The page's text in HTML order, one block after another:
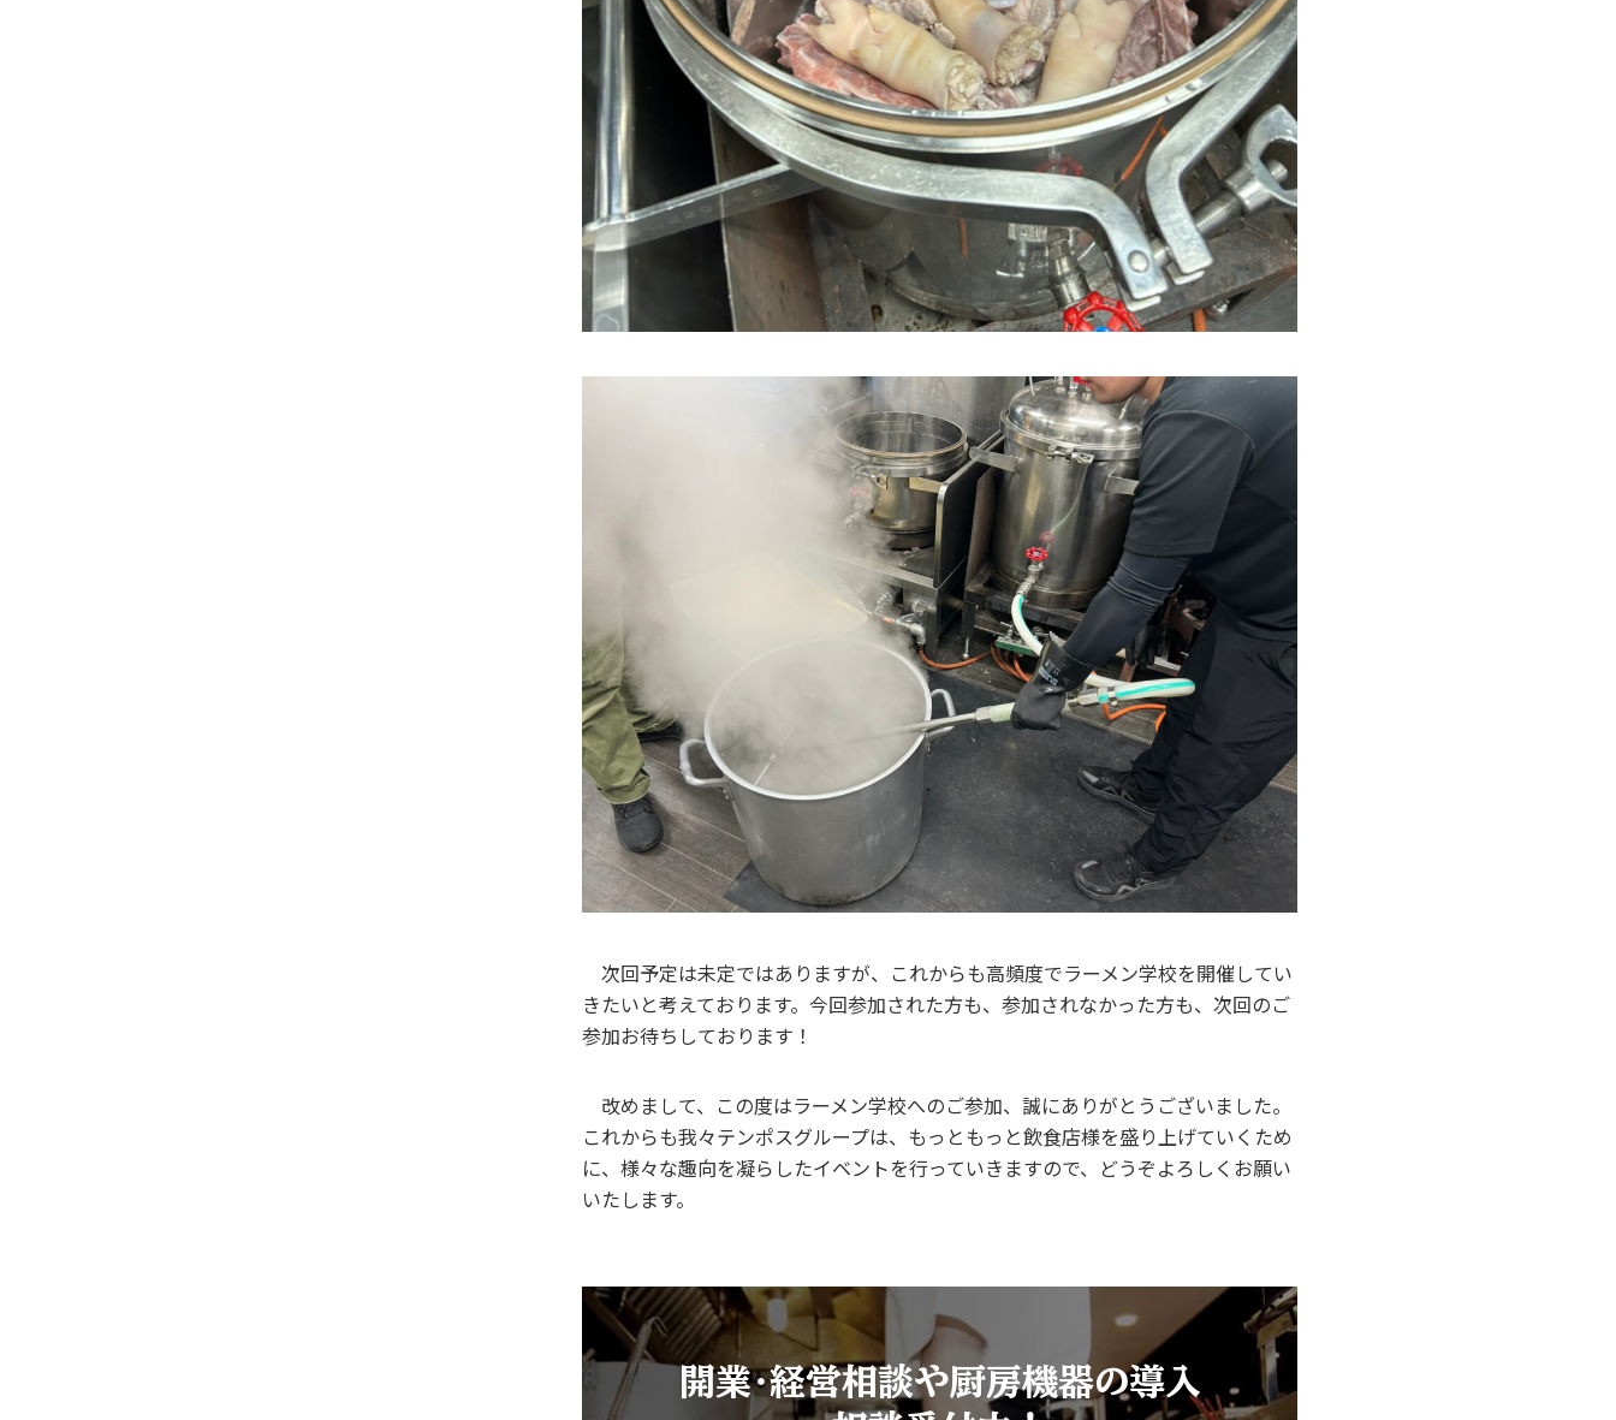
次回予定は未定ではありますが、これからも高頻度でラーメン学校を開催してい
きたいと考えております。今回参加された方も、参加されなかった方も、次回のご
参加お待ちしております！
改めまして、この度はラーメン学校へのご参加、誠にありがとうございました。
これからも我々テンポスグループは、もっともっと飲食店様を盛り上げていくため
に、様々な趣向を凝らしたイベントを行っていきますので、どうぞよろしくお願い
いたします。
開業・経営相談や厨房機器の導入